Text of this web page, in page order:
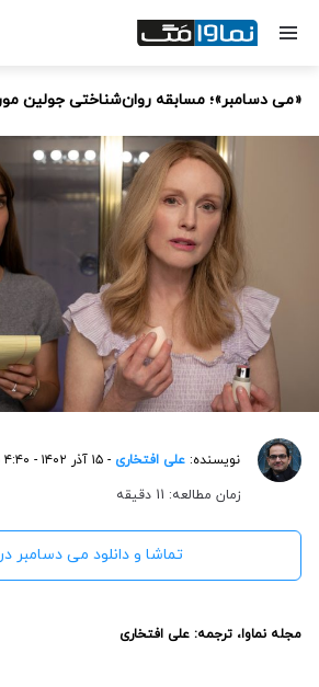
«می دسامبر»؛ مسابقه روان‌شناختی جولین
نویسنده: علی افتخاری - ۱۵ آذر ۱۴۰۲ - ۴:۴۰ ب.ظ
زمان مطالعه: 11 دقیقه
تماشا و دانلود می دسامبر
مجله نماوا، ترجمه: علی افتخاری